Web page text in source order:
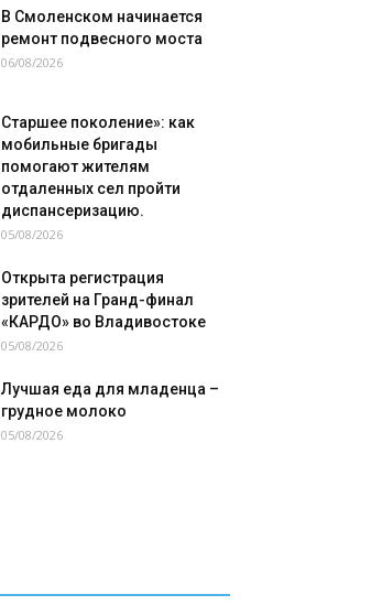
В Смоленском начинается
ремонт подвесного моста
06/08/2026
Старшее поколение»: как
мобильные бригады
помогают жителям
отдаленных сел пройти
диспансеризацию.
05/08/2026
Открыта регистрация
зрителей на Гранд-финал
«КАРДО» во Владивостоке
05/08/2026
Лучшая еда для младенца –
грудное молоко
05/08/2026